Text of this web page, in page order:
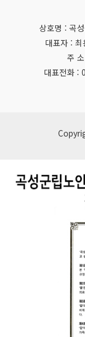
상호명 : 곡
대표자 :
주
대표전화 :